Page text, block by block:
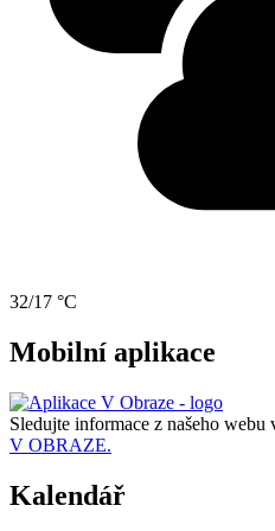
32/17 °C
Mobilní aplikace
Sledujte informace z našeho webu
V OBRAZE.
Kalendář